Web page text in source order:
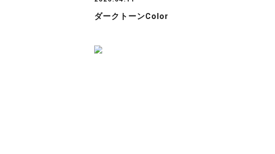
ダークトーンcolor